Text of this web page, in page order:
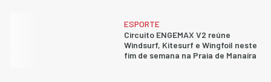
ESPORTE
Circuito ENGEMAX V2 reúne
Windsurf, Kitesurf e Wingfoil neste
fim de semana na Praia de Manaíra